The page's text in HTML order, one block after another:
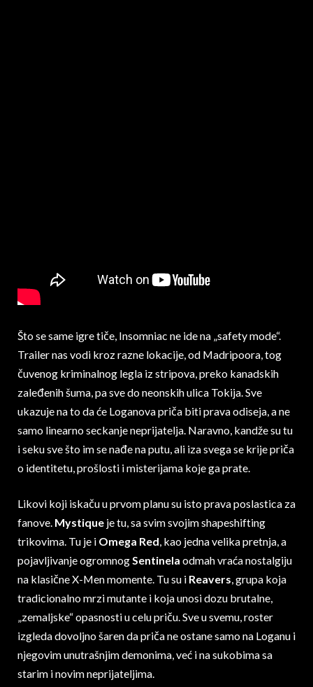
Što se same igre tiče, Insomniac ne ide na „safety mode“.
Trailer nas vodi kroz razne lokacije, od Madripoora, tog
čuvenog kriminalnog legla iz stripova, preko kanadskih
zaleđenih šuma, pa sve do neonskih ulica Tokija. Sve
ukazuje na to da će Loganova priča biti prava odiseja, a ne
samo linearno seckanje neprijatelja. Naravno, kandže su tu
i seku sve što im se nađe na putu, ali iza svega se krije priča
o identitetu, prošlosti i misterijama koje ga prate.
Likovi koji iskaču u prvom planu su isto prava poslastica za
fanove. Mystique je tu, sa svim svojim shapeshifting
trikovima. Tu je i Omega Red, kao jedna velika pretnja, a
pojavljivanje ogromnogSentinela odmah vraća nostalgiju
na klasične X-Men momente. Tu su i Reavers, grupa koja
tradicionalno mrzi mutante i koja unosi dozu brutalne,
„zemaljske“ opasnosti u celu priču. Sve u svemu, roster
izgleda dovoljno šaren da priča ne ostane samo na Loganu i
njegovim unutrašnjim demonima, već i na sukobima sa
starim i novim neprijateljima.